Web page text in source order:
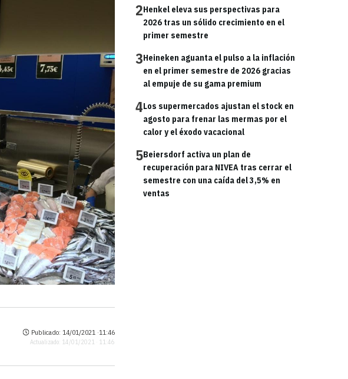
2Henkel eleva sus perspectivas para
2026 tras un sólido crecimiento en el
primer semestre
3Heineken aguanta el pulso a la inflación
en el primer semestre de 2026 gracias
al empuje de su gama premium
4Los supermercados ajustan el stock en
agosto para frenar las mermas por el
calor y el éxodo vacacional
5Beiersdorf activa un plan de
recuperación para NIVEA tras cerrar el
semestre con una caída del 3,5% en
ventas
Publicado: 14/01/2021 ·11:46
Actualizado: 14/01/2021 · 11:46